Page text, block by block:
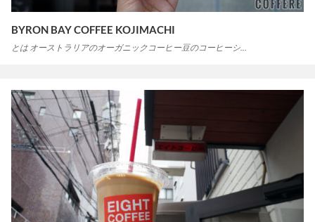
BYRON BAY COFFEE KOJIMACHI
とは オーストラリアのオーガニックコーヒー豆のコーヒーシ…